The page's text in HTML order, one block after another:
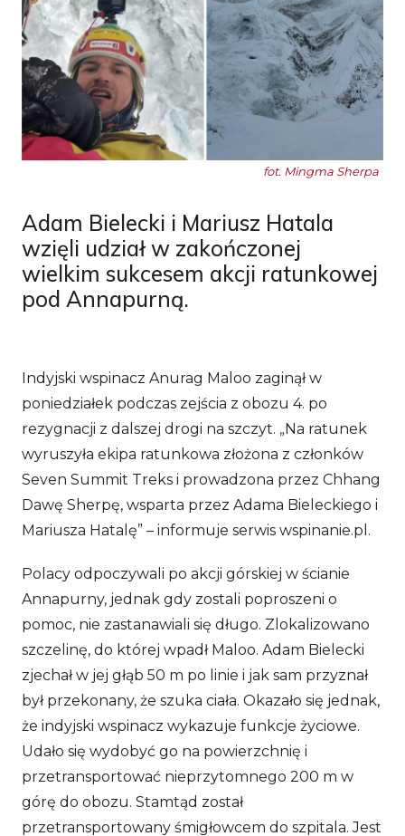
fot. Mingma Sherpa
Adam Bielecki i Mariusz Hatala
wzięli udział w zakończonej
wielkim sukcesem akcji ratunkowej
pod Annapurną.
Indyjski wspinacz Anurag Maloo zaginął w
poniedziałek podczas zejścia z obozu 4. po
rezygnacji z dalszej drogi na szczyt. „Na ratunek
wyruszyła ekipa ratunkowa złożona z członków
Seven Summit Treks i prowadzona przez Chhang
Dawę Sherpę, wsparta przez Adama Bieleckiego i
Mariusza Hatalę” – informuje serwis wspinanie.pl.
Polacy odpoczywali po akcji górskiej w ścianie
Annapurny, jednak gdy zostali poproszeni o
pomoc, nie zastanawiali się długo. Zlokalizowano
szczelinę, do której wpadł Maloo. Adam Bielecki
zjechał w jej głąb 50 m po linie i jak sam przyznał
był przekonany, że szuka ciała. Okazało się jednak,
że indyjski wspinacz wykazuje funkcje życiowe.
Udało się wydobyć go na powierzchnię i
przetransportować nieprzytomnego 200 m w
górę do obozu. Stamtąd został
przetransportowany śmigłowcem do szpitala. Jest